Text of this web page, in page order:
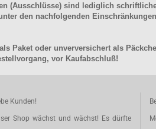
(Ausschlüsse) sind lediglich
den nachfolgenden
Paket oder unverversichert als
vor Kaufabschluß!
Kunden!
Shop wächst und wächst! Es dürfte